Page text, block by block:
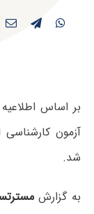
بر اساس
شد.
به گزارش